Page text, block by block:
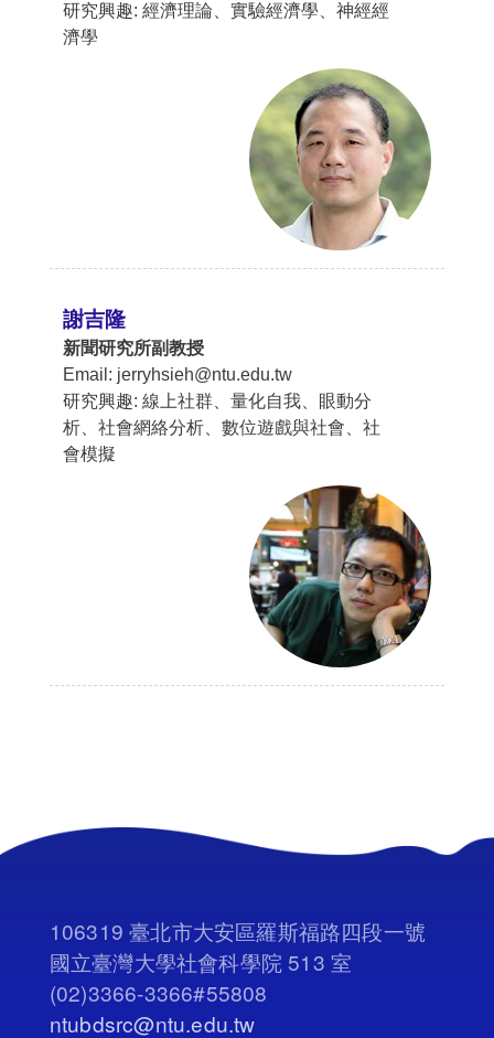
研究興趣: 經濟理論、實驗經濟學、神經經
濟學
謝吉隆
新聞研究所副教授
Email: jerryhsieh@ntu.edu.tw
研究興趣: 線上社群、量化自我、眼動分
析、社會網絡分析、數位遊戲與社會、社
會模擬
106319 臺北市大安區羅斯福路四段一號
國立臺灣大學社會科學院 513 室
(02)3366-3366#55808
ntubdsrc@ntu.edu.tw